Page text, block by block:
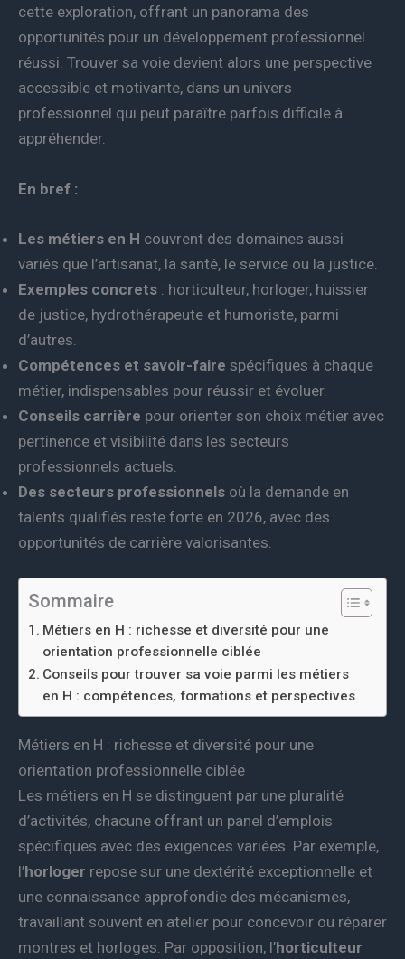
cette exploration, offrant un panorama des
opportunités pour un développement professionnel
réussi. Trouver sa voie devient alors une perspective
accessible et motivante, dans un univers
professionnel qui peut paraître parfois difficile à
appréhender.
En bref :
Les métiers en H couvrent des domaines aussi
variés que l’artisanat, la santé, le service ou la justice.
Exemples concrets : horticulteur, horloger, huissier
de justice, hydrothérapeute et humoriste, parmi
d’autres.
Compétences et savoir-faire spécifiques à chaque
métier, indispensables pour réussir et évoluer.
Conseils carrière pour orienter son choix métier avec
pertinence et visibilité dans les secteurs
professionnels actuels.
Des secteurs professionnels où la demande en
talents qualifiés reste forte en 2026, avec des
opportunités de carrière valorisantes.
Sommaire
Métiers en H : richesse et diversité pour une
orientation professionnelle ciblée
Conseils pour trouver sa voie parmi les métiers
en H : compétences, formations et perspectives
Métiers en H : richesse et diversité pour une
orientation professionnelle ciblée
Les métiers en H se distinguent par une pluralité
d’activités, chacune offrant un panel d’emplois
spécifiques avec des exigences variées. Par exemple,
l’horloger repose sur une dextérité exceptionnelle et
une connaissance approfondie des mécanismes,
travaillant souvent en atelier pour concevoir ou réparer
montres et horloges. Par opposition, l’horticulteur